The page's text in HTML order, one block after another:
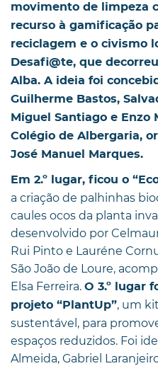
movimento de limpeza
recurso à gamificação
reciclagem e o civismo
Desafi@te, que
Alba. A ideia foi
Guilherme Bastos,
Miguel Santiago e Enzo
Colégio de Albergaria,
José Manuel Marques.
Em 2.º lugar, ficou o
a criação de palhinhas
caules ocos da planta
desenvolvido por
Rui Pinto e Lauréne
São João de Loure,
Elsa Ferreira. O 3.º lugar
projeto “PlantUp”, um
sustentável, para
espaços reduzidos. Foi
Almeida, Gabriel